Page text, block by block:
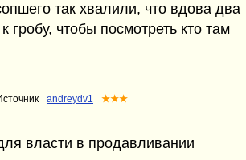
так хвалили, что вдова два
гробу, чтобы посмотреть кто там
andreydv1 ★★★
власти в продавливании